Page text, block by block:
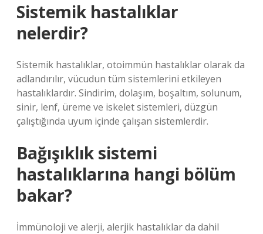
Sistemik hastalıklar
nelerdir?
Sistemik hastalıklar, otoimmün hastalıklar olarak da
adlandırılır, vücudun tüm sistemlerini etkileyen
hastalıklardır. Sindirim, dolaşım, boşaltım, solunum,
sinir, lenf, üreme ve iskelet sistemleri, düzgün
çalıştığında uyum içinde çalışan sistemlerdir.
Bağışıklık sistemi
hastalıklarına hangi bölüm
bakar?
İmmünoloji ve alerji, alerjik hastalıklar da dahil